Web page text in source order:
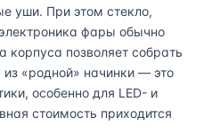
уши. При этом стекло,
фары обычно
позволяет собрать
«родной» начинки — это
особенно для LED- и
стоимость приходится